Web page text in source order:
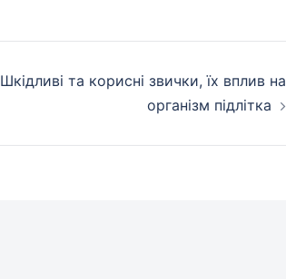
Шкідливі та корисні звички, їх вплив на
організм підлітка